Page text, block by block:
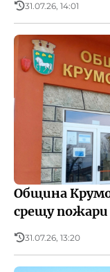
31.07.26, 14:01
Община
срещу пожари
31.07.26, 13:20